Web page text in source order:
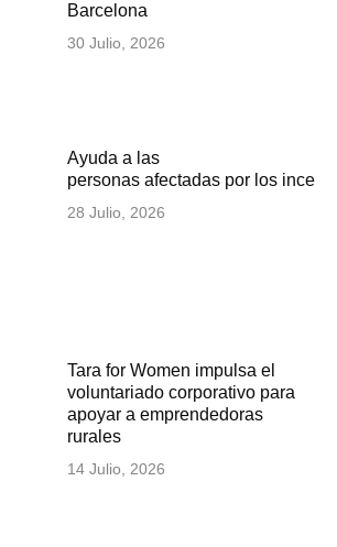
Barcelona
30 Julio, 2026
Ayuda a las
personas afectadas por los
28 Julio, 2026
Tara for Women impulsa el
voluntariado corporativo para
apoyar a emprendedoras
rurales
14 Julio, 2026